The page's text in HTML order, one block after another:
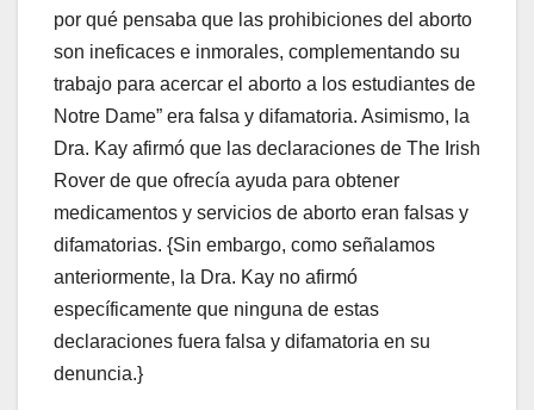
por qué pensaba que las prohibiciones del aborto
son ineficaces e inmorales, complementando su
trabajo para acercar el aborto a los estudiantes de
Notre Dame” era falsa y difamatoria. Asimismo, la
Dra. Kay afirmó que las declaraciones de The Irish
Rover de que ofrecía ayuda para obtener
medicamentos y servicios de aborto eran falsas y
difamatorias. {Sin embargo, como señalamos
anteriormente, la Dra. Kay no afirmó
específicamente que ninguna de estas
declaraciones fuera falsa y difamatoria en su
denuncia.}